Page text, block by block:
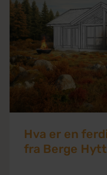
Hva er en
fra Berge